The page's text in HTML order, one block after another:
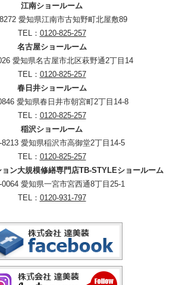
江南ショールーム
愛知県江南市古知野町北屋敷89
TEL： 0120-825-257
名古屋ショールーム
愛知県名古屋市北区萩野通2丁目14
TEL： 0120-825-257
春日井ショールーム
愛知県春日井市朝宮町2丁目14-8
TEL： 0120-825-257
稲沢ショールーム
8213 愛知県稲沢市高御堂2丁目14-5
TEL： 0120-825-257
ン大規模修繕専門店TB-STYLEショールーム
0064 愛知県一宮市宮西通8丁目25-1
TEL： 0120-931-797